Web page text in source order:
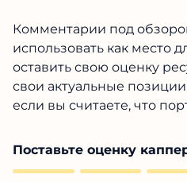
Комментарии под
использовать как место
оставить свою оценку
свои актуальные
если вы считаете, что
Поставьте оценку